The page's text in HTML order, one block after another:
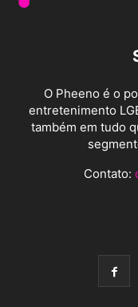
O Pheeno é o
entretenimento
também em tudo
Contato: